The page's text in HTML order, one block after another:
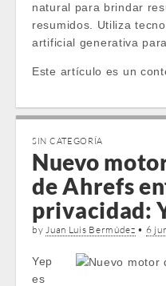
natural para brindar
resumidos. Utiliza
artificial generativa
Este artículo es un
SIN CATEGORÍA
Nuevo
de Ahrefs
privacidad:
byJuan Luis Bermúdez • 6
Yep
es